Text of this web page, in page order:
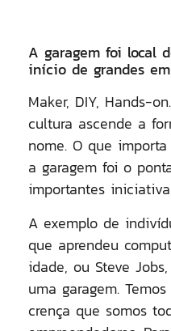
A garagem foi local
início de grandes
Maker, DIY, Hands-
cultura ascende a
nome. O que
a garagem foi o
importantes
A exemplo de
que aprendeu
idade, ou Steve
uma garagem.
crença que somos